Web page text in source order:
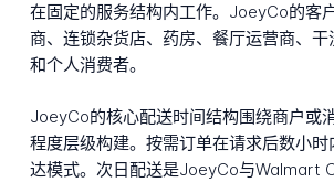
在固定的服务结构内工作。JoeyCo的客
商、连锁杂货店、药房、餐厅运营商、
和个人消费者。
JoeyCo的核心配送时间结构围绕商户或
程度层级构建。按需订单在请求后数小时
达模式。次日配送是JoeyCo与Walmart